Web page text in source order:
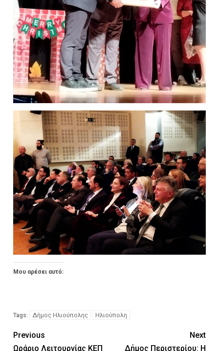
Μου αρέσει αυτό:
Tags: Δήμος Ηλιούπολης Ηλιούπολη
Previous
Ωράριο Λειτουργίας ΚΕΠ
Next
Δήμος Περιστερίου: Η